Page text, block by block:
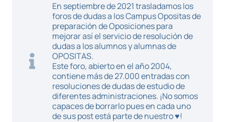
En septiembre de 2021 trasladamos los
foros de dudas a los Campus Opositas de
preparación de Oposiciones para
mejorar así el servicio de resolución de
dudas a los alumnos y alumnas de
OPOSITAS.
Este foro, abierto en el año 2004,
contiene más de 27.000 entradas con
resoluciones de dudas de estudio de
diferentes administraciones. ¡No somos
capaces de borrarlo pues en cada uno
de sus post está parte de nuestro ♥!